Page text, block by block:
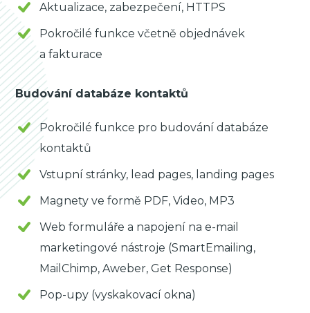
Aktualizace, zabezpečení, HTTPS
Pokročilé funkce včetně objednávek
a fakturace
Budování databáze kontaktů
Pokročilé funkce pro budování databáze
kontaktů
Vstupní stránky, lead pages, landing pages
Magnety ve formě PDF, Video, MP3
Web formuláře a napojení na e-mail
marketingové nástroje (SmartEmailing,
MailChimp, Aweber, Get Response)
Pop-upy (vyskakovací okna)